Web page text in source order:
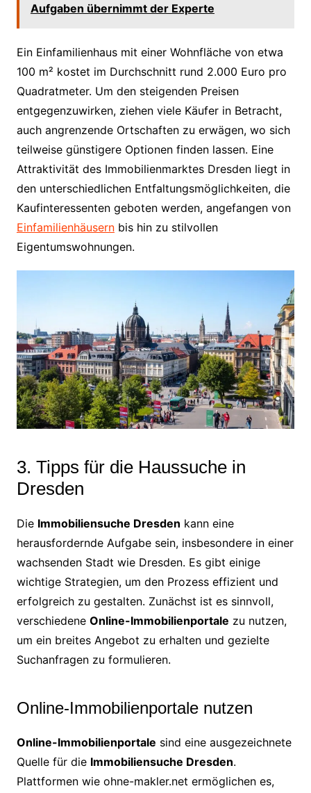
Aufgaben übernimmt der Experte
Ein Einfamilienhaus mit einer Wohnfläche von etwa
100 m² kostet im Durchschnitt rund 2.000 Euro pro
Quadratmeter. Um den steigenden Preisen
entgegenzuwirken, ziehen viele Käufer in Betracht,
auch angrenzende Ortschaften zu erwägen, wo sich
teilweise günstigere Optionen finden lassen. Eine
Attraktivität des Immobilienmarktes Dresden liegt in
den unterschiedlichen Entfaltungsmöglichkeiten, die
Kaufinteressenten geboten werden, angefangen von
Einfamilienhäusernbis hin zu stilvollen
Eigentumswohnungen.
3. Tipps für die Haussuche in
Dresden
Die Immobiliensuche Dresden kann eine
herausfordernde Aufgabe sein, insbesondere in einer
wachsenden Stadt wie Dresden. Es gibt einige
wichtige Strategien, um den Prozess effizient und
erfolgreich zu gestalten. Zunächst ist es sinnvoll,
verschiedene Online-Immobilienportale zu nutzen,
um ein breites Angebot zu erhalten und gezielte
Suchanfragen zu formulieren.
Online-Immobilienportale nutzen
Online-Immobilienportale sind eine ausgezeichnete
Quelle für die Immobiliensuche Dresden.
Plattformen wie ohne-makler.net ermöglichen es,